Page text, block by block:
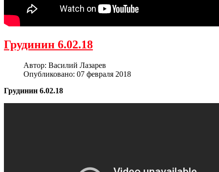
Грудинин 6.02.18
Автор: Василий Лазарев
Опубликовано: 07 февраля 2018
Грудинин 6.02.18